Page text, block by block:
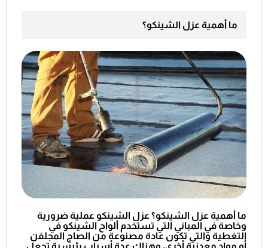
ما أهمية عزل الشينكو؟
ما أهمية عزل الشينكو؟ عزل الشينكو عملية ضرورية
وخاصة في المباني التي تستخدم ألواح الشينكو في
التغطية والتي تكون عادة مصنوعة من الصاج المجلفن